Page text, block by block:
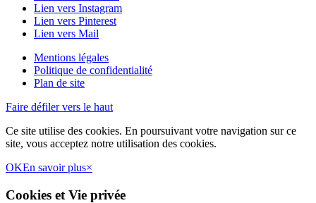
Lien vers Instagram
Lien vers Pinterest
Lien vers Mail
Mentions légales
Politique de confidentialité
Plan de site
Faire défiler vers le haut
Ce site utilise des cookies. En poursuivant votre navigation sur ce
site, vous acceptez notre utilisation des cookies.
OKEn savoir plus×
Cookies et Vie privée